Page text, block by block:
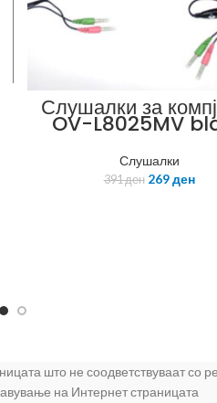
Слушалки за
OV-L8025MV
Слушалки
391ден 269ден
што не соодветствуваат со
на Интернет страницата